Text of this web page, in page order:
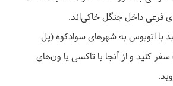
فرعی داخل جنگل خاکی‌اند.
با اتوبوس به شهرهای سوادکوه (پل
کنید و از آنجا با تاکسی یا ون‌های